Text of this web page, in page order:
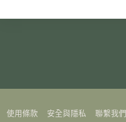
使用條款 安全與隱私 聯繫我們